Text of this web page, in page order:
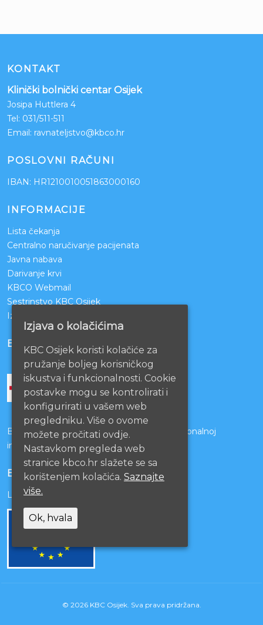
KONTAKT
Klinički bolnički centar Osijek
Josipa Huttlera 4
Tel: 031/511-511
Email: ravnateljstvo@kbco.hr
POSLOVNI RAČUNI
IBAN: HR1210010051863000160
INFORMACIJE
Lista čekanja
Centralno naručivanje pacijenata
Javna nabava
Darivanje krvi
KBCO Webmail
Sestrinstvo KBC Osijek
Izjava o pristupačnosti mrežnih stranica
BOLNICE PARTNERI
Bolnice s kojima je potpisan ugovor o funkcionalnoj
integraciji
EU PROJEKTI
Lista projekata
© 2026 KBC Osijek. Sva prava pridržana.
Izjava o kolačićima
KBC Osijek koristi kolačiće za
pružanje boljeg korisničkog
iskustva i funkcionalnosti. Cookie
postavke mogu se kontrolirati i
konfigurirati u vašem web
pregledniku. Više o ovome
možete pročitati ovdje.
Nastavkom pregleda web
stranice kbco.hr slažete se sa
korištenjem kolačića. Saznajte
više.
Ok, hvala